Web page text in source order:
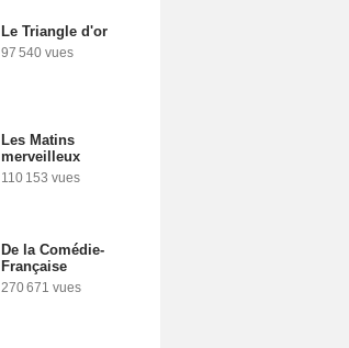
Le Triangle d'or
97 540 vues
Les Matins
merveilleux
110 153 vues
De la Comédie-
Française
270 671 vues